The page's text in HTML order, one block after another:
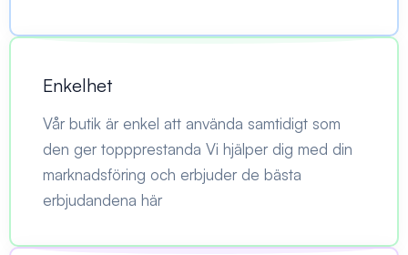
Enkelhet
Vår butik är enkel att använda samtidigt som
den ger toppprestanda Vi hjälper dig med din
marknadsföring och erbjuder de bästa
erbjudandena här